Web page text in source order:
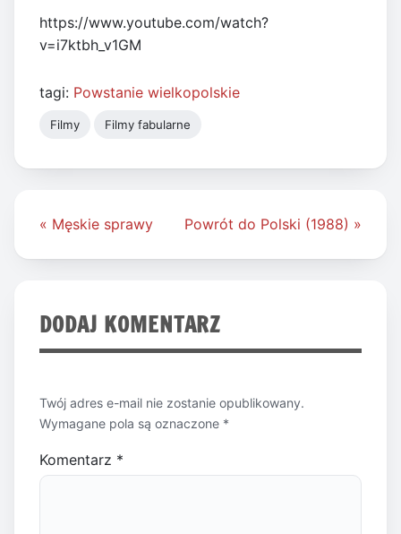
https://www.youtube.com/watch?
v=i7ktbh_v1GM
tagi: Powstanie wielkopolskie
Filmy Filmy fabularne
Nawigacja
« Męskie sprawy Powrót do Polski (1988) »
DODAJ KOMENTARZ
Twój adres e-mail nie zostanie opublikowany.
Wymagane pola są oznaczone *
Komentarz *